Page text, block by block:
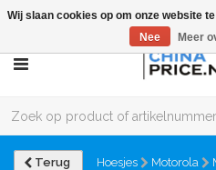
Terug Hoesjes Motorola
Wij slaan cookies op om onze website
Nee
Meer